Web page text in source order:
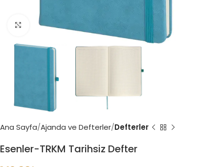
Büyütmek için tıklayın
Ana Sayfa Ajanda ve Defterler Defterler
Esenler-TRKM Tarihsiz Defter